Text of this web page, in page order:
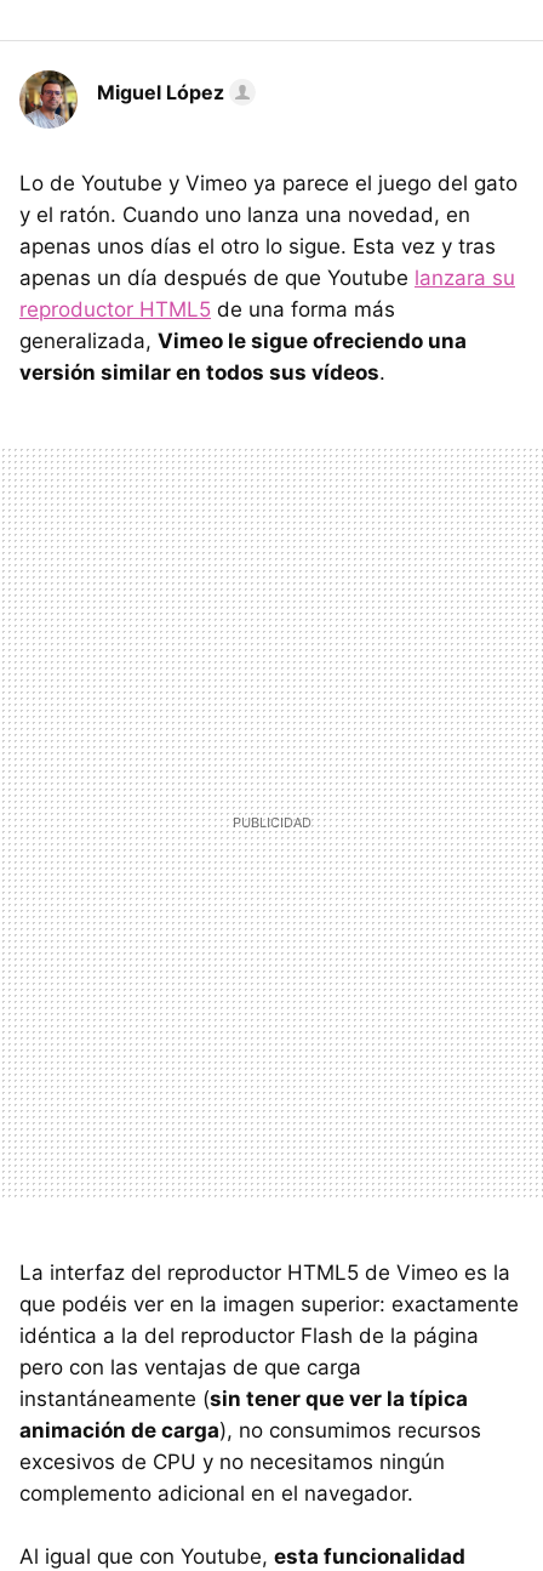
Miguel López
Lo de Youtube y Vimeo ya parece el juego del gato
y el ratón. Cuando uno lanza una novedad, en
apenas unos días el otro lo sigue. Esta vez y tras
apenas un día después de que Youtube lanzara su
reproductor HTML5 de una forma más
generalizada, Vimeo le sigue ofreciendo una
versión similar en todos sus vídeos.
La interfaz del reproductor HTML5 de Vimeo es la
que podéis ver en la imagen superior: exactamente
idéntica a la del reproductor Flash de la página
pero con las ventajas de que carga
instantáneamente (sin tener que ver la típica
animación de carga), no consumimos recursos
excesivos de CPU y no necesitamos ningún
complemento adicional en el navegador.
Al igual que con Youtube, esta funcionalidad